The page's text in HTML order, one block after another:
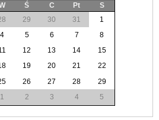
Ś C Pt
S
29 30 31
1
4 5 6 7
8
12 13 14
15
19 20 21
22
26 27 28
29
1 2 3 4 5